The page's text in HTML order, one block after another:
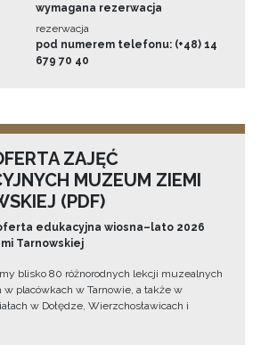
wymagana rezerwacja
rezerwacja
pod numerem telefonu: (+48) 14
679 70 40
ZAJĘĆ
MUZEUM ZIEMI
(PDF)
edukacyjna wiosna–lato 2026
Tarnowskiej
blisko 80 różnorodnych lekcji muzealnych
w placówkach w Tarnowie, a także w
w Dołędze, Wierzchosławicach i